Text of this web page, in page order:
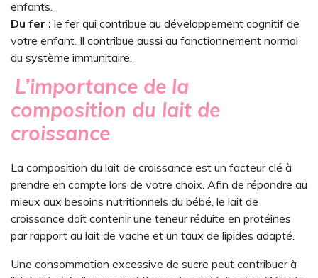
enfants.
Du fer : le fer qui contribue au développement cognitif de
votre enfant. Il contribue aussi au fonctionnement normal
du système immunitaire.
L’importance de la
composition du lait de
croissance
La composition du lait de croissance est un facteur clé à
prendre en compte lors de votre choix. Afin de répondre au
mieux aux besoins nutritionnels du bébé, le lait de
croissance doit contenir une teneur réduite en protéines
par rapport au lait de vache et un taux de lipides adapté.
Une consommation excessive de sucre peut contribuer à